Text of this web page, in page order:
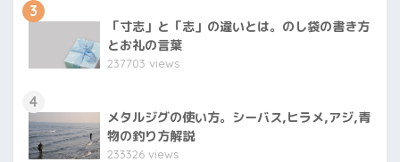
3
「寸志」と「志」の違いとは。のし袋の書き方
とお礼の言葉
237703 views
4
メタルジグの使い方。シーバス,ヒラメ,アジ,青
物の釣り方解説
233326 views